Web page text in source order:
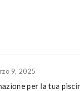
9, 2025
per la tua